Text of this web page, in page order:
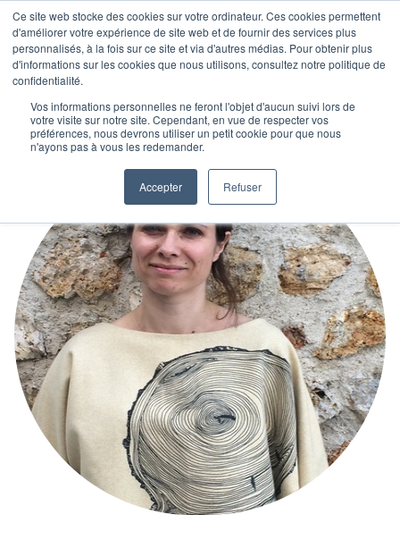
Ce site web stocke des cookies sur votre ordinateur. Ces cookies permettent
d'améliorer votre expérience de site web et de fournir des services plus
personnalisés, à la fois sur ce site et via d'autres médias. Pour obtenir plus
d'informations sur les cookies que nous utilisons, consultez notre politique de
confidentialité.
Vos informations personnelles ne feront l'objet d'aucun suivi lors de
votre visite sur notre site. Cependant, en vue de respecter vos
préférences, nous devrons utiliser un petit cookie pour que nous
n'ayons pas à vous les redemander.
Accepter Refuser